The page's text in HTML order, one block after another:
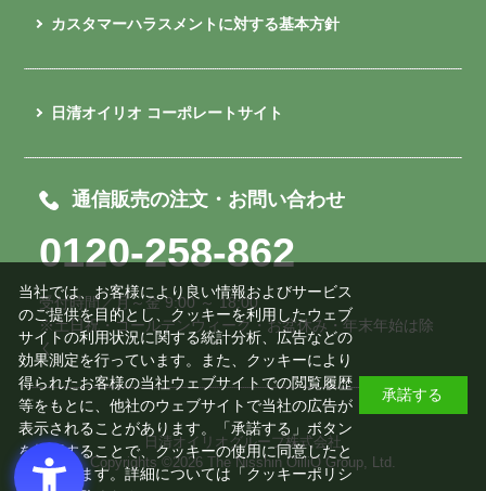
カスタマーハラスメントに対する基本方針
日清オイリオ コーポレートサイト
通信販売の注文・お問い合わせ
0120-258-862
受付時間／月～金 9:00 ～ 18:00
※土日祝・ゴールデンウィーク・お盆休み・年末年始は除
く
日清オイリオグループ株式会社
Copyrights ©2026 The Nisshin OilliO Group, Ltd.
当社では、お客様により良い情報およびサービス
のご提供を目的とし、クッキーを利用したウェブ
サイトの利用状況に関する統計分析、広告などの
効果測定を行っています。また、クッキーにより
得られたお客様の当社ウェブサイトでの閲覧履歴
等をもとに、他社のウェブサイトで当社の広告が
表示されることがあります。「承諾する」ボタン
を押下することで、クッキーの使用に同意したと
みなされます。詳細については「クッキーポリシ
承諾する